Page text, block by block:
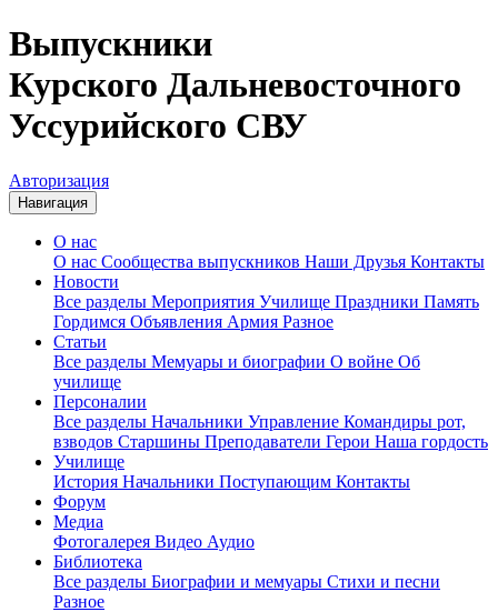
Выпускники
Курского Дальневосточного
Уссурийского СВУ
Авторизация
Навигация
О нас
О нас Сообщества выпускников Наши Друзья Контакты
Новости
Все разделы Мероприятия Училище Праздники Память
Гордимся Объявления Армия Разное
Статьи
Все разделы Мемуары и биографии О войне Об
училище
Персоналии
Все разделы Начальники Управление Командиры рот,
взводов Старшины Преподаватели Герои Наша гордость
Училище
История Начальники Поступающим Контакты
Форум
Медиа
Фотогалерея Видео Аудио
Библиотека
Все разделы Биографии и мемуары Стихи и песни
Разное